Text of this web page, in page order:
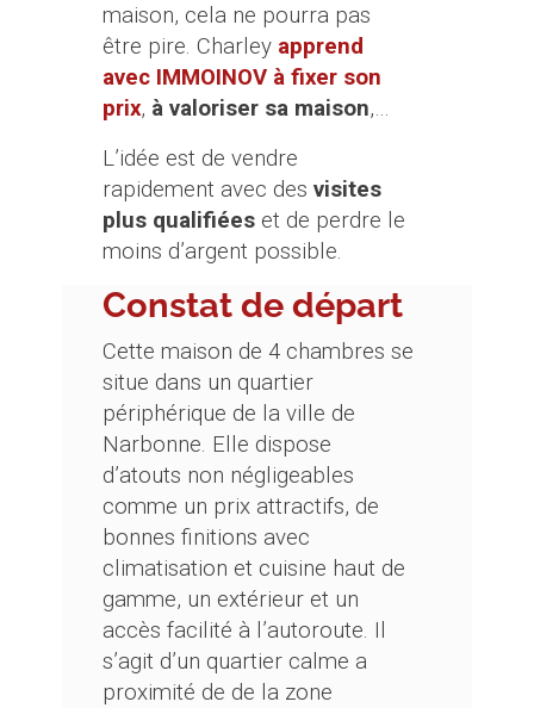
maison, cela ne pourra pas
être pire. Charley apprend
avec IMMOINOV à fixer son
prix, à valoriser sa maison,…
L’idée est de vendre
rapidement avec desvisites
plus qualifiées et de perdre le
moins d’argent possible.
Constat de départ
Cette maison de 4 chambres se
situe dans un quartier
périphérique de la ville de
Narbonne. Elle dispose
d’atouts non négligeables
comme un prix attractifs, de
bonnes finitions avec
climatisation et cuisine haut de
gamme, un extérieur et un
accès facilité à l’autoroute. Il
s’agit d’un quartier calme a
proximité de de la zone